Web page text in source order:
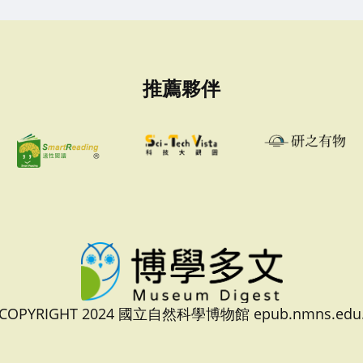
推薦夥伴
2024 國立自然科學博物館